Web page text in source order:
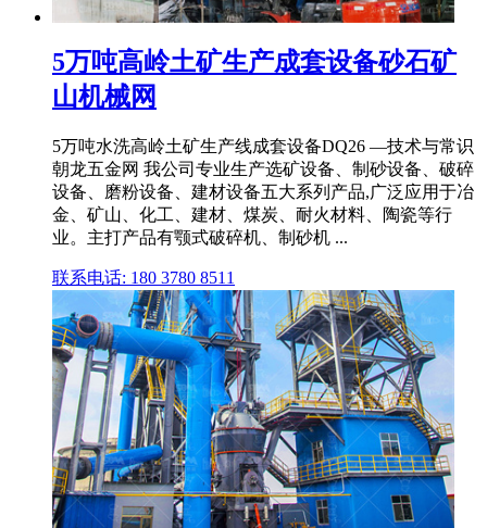
5万吨高岭土矿生产成套设备砂石矿
山机械网
5万吨水洗高岭土矿生产线成套设备DQ26 —技术与常识
朝龙五金网 我公司专业生产选矿设备、制砂设备、破碎
设备、磨粉设备、建材设备五大系列产品,广泛应用于冶
金、矿山、化工、建材、煤炭、耐火材料、陶瓷等行
业。主打产品有颚式破碎机、制砂机 ...
联系电话: 180 3780 8511